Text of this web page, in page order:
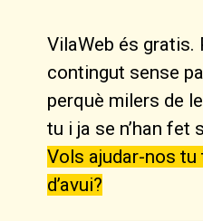
VilaWeb és
contingut sense
perquè milers de
tu i ja se n’han fet
Vols ajudar-nos
d’avui?